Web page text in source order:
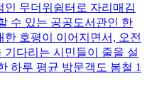
무더위쉼터로 자리매김
수 있는 공공도서관인 한
호평이 이어지면서, 오전
다리는 시민들이 줄을 설
하루 평균 방문객도 봄철 1